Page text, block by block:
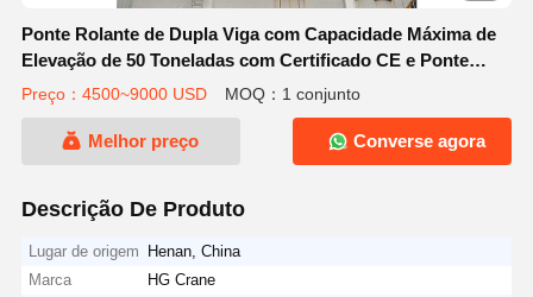
Ponte Rolante de Dupla Viga com Capacidade Máxima de
Elevação de 50 Toneladas com Certificado CE e Ponte
Rolante Elétrica Suspensa Tipo Europeu de Fácil
Preço：4500~9000 USD MOQ：1 conjunto
Melhor preço Converse agora
Descrição De Produto
Lugar de origem
Henan, China
Marca
HG Crane